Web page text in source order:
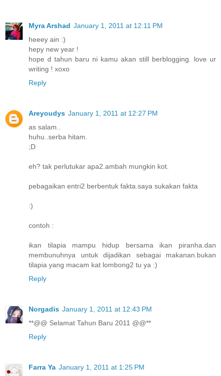
Myra Arshad January 1, 2011 at 12:11 PM
heeey ain :)
hepy new year !
hope d tahun baru ni kamu akan still berblogging. love ur
writing ! xoxo
Reply
Areyoudys January 1, 2011 at 12:27 PM
as salam..
huhu..serba hitam.
;D
eh? tak perlutukar apa2.ambah mungkin kot.
pebagaikan entri2 berbentuk fakta.saya sukakan fakta
:)
contoh :
ikan tilapia mampu hidup bersama ikan piranha.dan
membunuhnya untuk dijadikan sebagai makanan.bukan
tilapia yang macam kat lombong2 tu ya :)
Reply
Norgadis January 1, 2011 at 12:43 PM
**@@ Selamat Tahun Baru 2011 @@**
Reply
Farra Ya January 1, 2011 at 1:25 PM